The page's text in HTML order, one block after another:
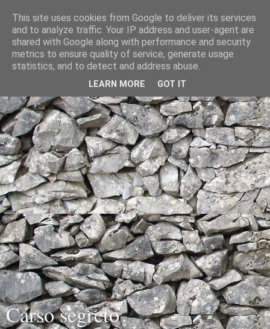
Carso segreto
This site uses cookies from Google to deliver its services
and to analyze traffic. Your IP address and user-agent are
shared with Google along with performance and security
metrics to ensure quality of service, generate usage
statistics, and to detect and address abuse.
LEARN MORE GOT IT